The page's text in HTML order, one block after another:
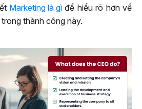
Marketing là gì để hiểu rõ hơn về
thành công này.